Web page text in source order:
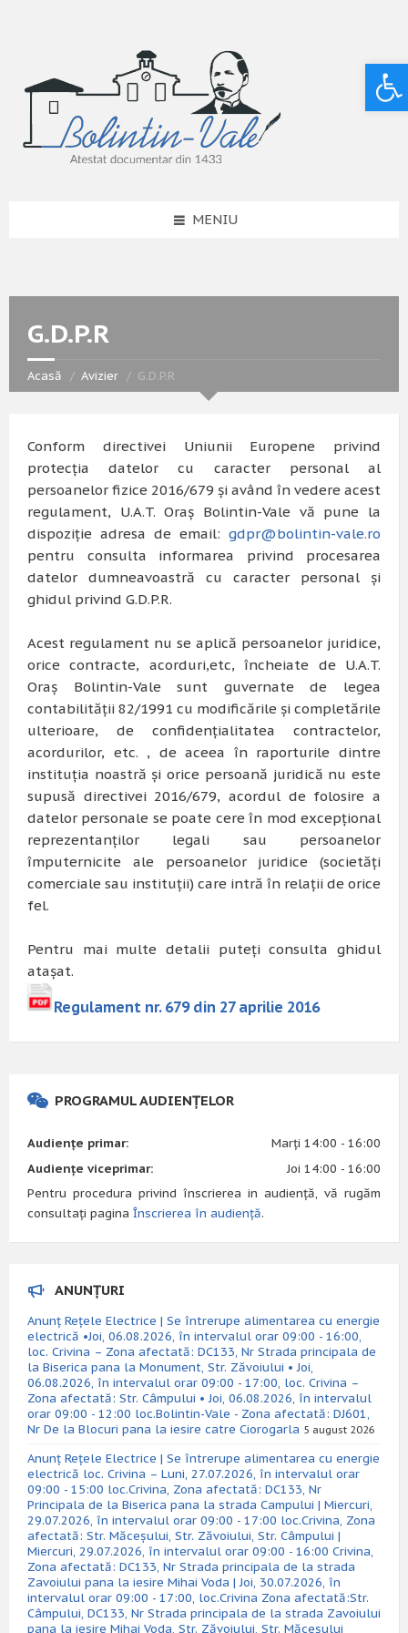
MENIU
G.D.P.R
Acasă Avizier G.D.P.R
Conform directivei Uniunii Europene privind
protecția datelor cu caracter personal al
persoanelor fizice 2016/679 și având în vedere acest
regulament, U.A.T. Oraș Bolintin-Vale vă pune la
dispoziție adresa de email: gdpr@bolintin-vale.ro
pentru consulta informarea privind procesarea
datelor dumneavoastră cu caracter personal și
ghidul privind G.D.P.R.
Acest regulament nu se aplică persoanelor juridice,
orice contracte, acorduri,etc, încheiate de U.A.T.
Oraș Bolintin-Vale sunt guvernate de legea
contabilității 82/1991 cu modificările și completările
ulterioare, de confidențialitatea contractelor,
acordurilor, etc. , de aceea în raporturile dintre
instituția noastră și orice persoană juridică nu este
supusă directivei 2016/679, acordul de folosire a
datelor personale se poate cere în mod excepțional
reprezentanților legali sau persoanelor
împuternicite ale persoanelor juridice (societăți
comerciale sau instituții) care intră în relații de orice
fel.
Pentru mai multe detalii puteți consulta ghidul
atașat.
Regulament nr. 679 din 27 aprilie 2016
PROGRAMUL AUDIENȚELOR
Audiențe primar:
Marți 14:00 - 16:00
Audiențe viceprimar:
Joi 14:00 - 16:00
Pentru procedura privind înscrierea in audiență, vă rugăm
consultați pagina Înscrierea în audiență.
ANUNȚURI
Anunț Rețele Electrice | Se întrerupe alimentarea cu energie
electrică •Joi, 06.08.2026, în intervalul orar 09:00 - 16:00,
loc. Crivina – Zona afectată: DC133, Nr Strada principala de
la Biserica pana la Monument, Str. Zăvoiului • Joi,
06.08.2026, în intervalul orar 09:00 - 17:00, loc. Crivina –
Zona afectată: Str. Câmpului • Joi, 06.08.2026, în intervalul
orar 09:00 - 12:00 loc.Bolintin-Vale - Zona afectată: DJ601,
Nr De la Blocuri pana la iesire catre Ciorogarla 5 august 2026
Anunț Rețele Electrice | Se întrerupe alimentarea cu energie
electrică loc. Crivina – Luni, 27.07.2026, în intervalul orar
09:00 - 15:00 loc.Crivina, Zona afectată: DC133, Nr
Principala de la Biserica pana la strada Campului | Miercuri,
29.07.2026, în intervalul orar 09:00 - 17:00 loc.Crivina, Zona
afectată: Str. Măceșului, Str. Zăvoiului, Str. Câmpului |
Miercuri, 29.07.2026, în intervalul orar 09:00 - 16:00 Crivina,
Zona afectată: DC133, Nr Strada principala de la strada
Zavoiului pana la iesire Mihai Voda | Joi, 30.07.2026, în
intervalul orar 09:00 - 17:00, loc.Crivina Zona afectată:Str.
Câmpului, DC133, Nr Strada principala de la strada Zavoiului
pana la iesire Mihai Voda, Str. Zăvoiului, Str. Măceșului
Deschide bara de unelte